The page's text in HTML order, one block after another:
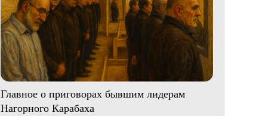
Главное о приговорах бывшим лидерам
Нагорного Карабаха